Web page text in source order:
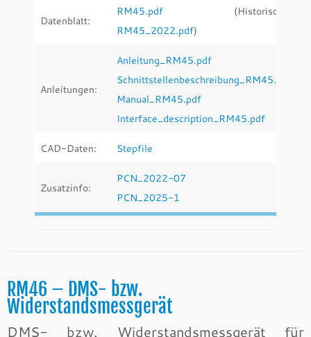
Datenblatt:
RM45.pdf (Historische:
RM45_2022.pdf)
Anleitungen:
Anleitung_RM45.pdf
Schnittstellenbeschreibung_RM45.pdf
Manual_RM45.pdf
Interface_description_RM45.pdf
CAD-Daten: Stepfile
Zusatzinfo:
PCN_2022-07
PCN_2025-1
RM46 – DMS- bzw.
Widerstandsmessgerät
DMS- bzw. Widerstandsmessgerät für